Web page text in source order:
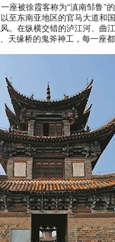
座被徐霞客称为“滇南邹鲁”
至东南亚地区的官马大道和
。在纵横交错的泸江河、曲
缘桥的鬼斧神工，每一座